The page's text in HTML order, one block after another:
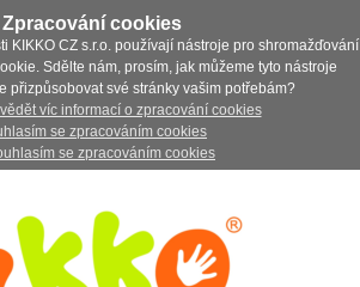
Zpracování cookies
KIKKO CZ s.r.o. používají nástroje pro shromažďování
Sdělte nám, prosím, jak můžeme tyto nástroje
přizpůsobovat své stránky vašim potřebám?
víc informací o zpracování cookies
se zpracováním cookies
se zpracováním cookies